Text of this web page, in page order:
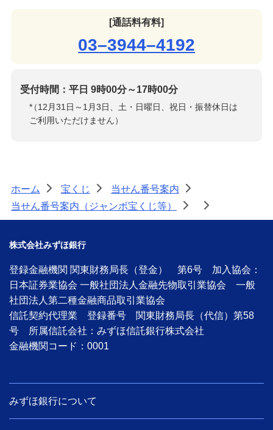
[通話料有料]
03–3944–4192
受付時間：平日 9時00分～17時00分
*
（12月31日～1月3日、土・日曜日、祝日・振替休日は
ご利用いただけません）
ホーム > 宝くじ > 当せん番号案内
>
当せん番号案内（ジャンボ宝くじ等）
> >
株式会社みずほ銀行
登録金融機関 関東財務局長（登金） 第6号 加入協会：
日本証券業協会 一般社団法人金融先物取引業協会 一般
社団法人第二種金融商品取引業協会
信託契約代理業 登録番号 関東財務局長（代信）第58
号 所属信託会社：みずほ信託銀行株式会社
金融機関コード：0001
みずほ銀行について